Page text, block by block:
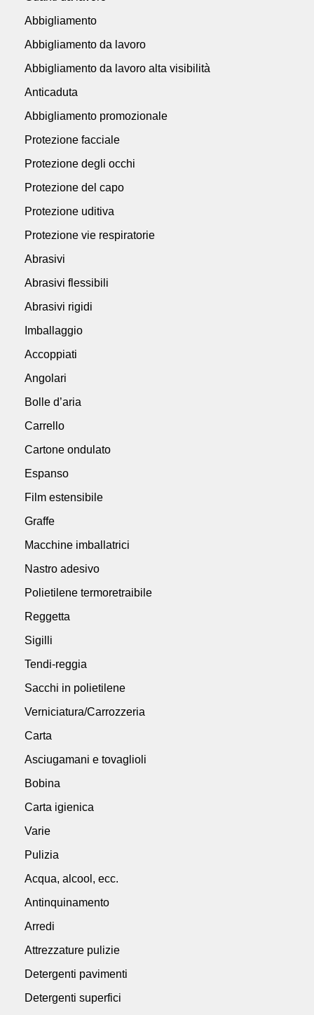
Abbigliamento
Abbigliamento da lavoro
Abbigliamento da lavoro alta visibilità
Anticaduta
Abbigliamento promozionale
Protezione facciale
Protezione degli occhi
Protezione del capo
Protezione uditiva
Protezione vie respiratorie
Abrasivi
Abrasivi flessibili
Abrasivi rigidi
Imballaggio
Accoppiati
Angolari
Bolle d’aria
Carrello
Cartone ondulato
Espanso
Film estensibile
Graffe
Macchine imballatrici
Nastro adesivo
Polietilene termoretraibile
Reggetta
Sigilli
Tendi-reggia
Sacchi in polietilene
Verniciatura/Carrozzeria
Carta
Asciugamani e tovaglioli
Bobina
Carta igienica
Varie
Pulizia
Acqua, alcool, ecc.
Antinquinamento
Arredi
Attrezzature pulizie
Detergenti pavimenti
Detergenti superfici